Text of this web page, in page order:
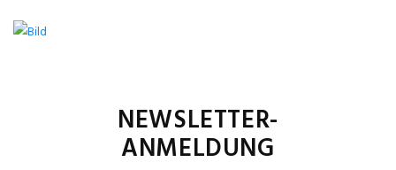
NEWSLETTER-
ANMELDUNG